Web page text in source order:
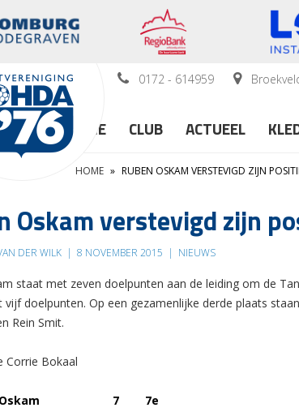
0172 - 614959
HOME CLUB ACTUEEL
HOME » RUBEN OSKAM VERSTEVIGD ZIJN
Oskam verstevigd zijn
DER WILK | 8 NOVEMBER 2015 | NIEUWS
staat met zeven doelpunten aan de leiding om de
doelpunten. Op een gezamenlijke derde plaats
Rein Smit.
Corrie Bokaal
7
7e